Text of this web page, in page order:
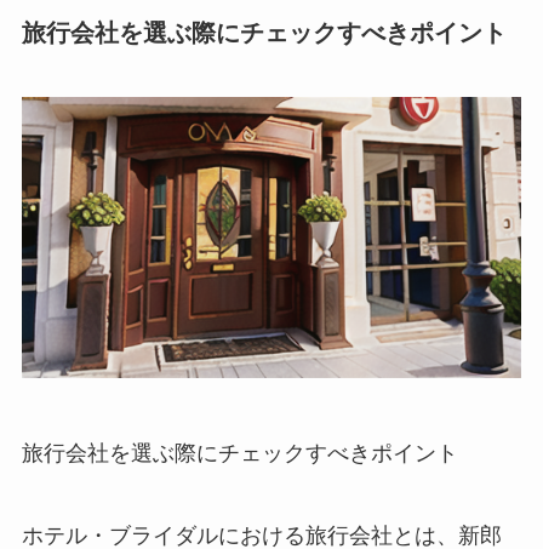
旅行会社を選ぶ際にチェックすべきポイント
旅行会社を選ぶ際にチェックすべきポイント
ホテル・ブライダルにおける旅行会社とは、新郎